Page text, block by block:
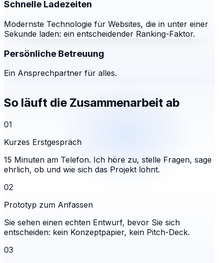
Schnelle Ladezeiten
Modernste Technologie für Websites, die in unter einer
Sekunde laden: ein entscheidender Ranking-Faktor.
Persönliche Betreuung
Ein Ansprechpartner für alles.
So läuft die Zusammenarbeit ab
01
Kurzes Erstgespräch
15 Minuten am Telefon. Ich höre zu, stelle Fragen, sage
ehrlich, ob und wie sich das Projekt lohnt.
02
Prototyp zum Anfassen
Sie sehen einen echten Entwurf, bevor Sie sich
entscheiden: kein Konzeptpapier, kein Pitch-Deck.
03